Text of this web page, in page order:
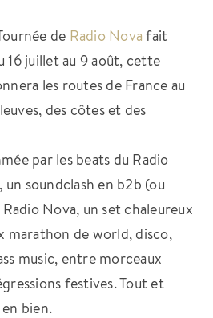
de Radio Nova fait
16 juillet au 9 août, cette
les routes de France au
des côtes et des
par les beats du Radio
soundclash en b2b (ou
Nova, un set chaleureux
marathon de world, disco,
music, entre morceaux
festives. Tout et
bien.